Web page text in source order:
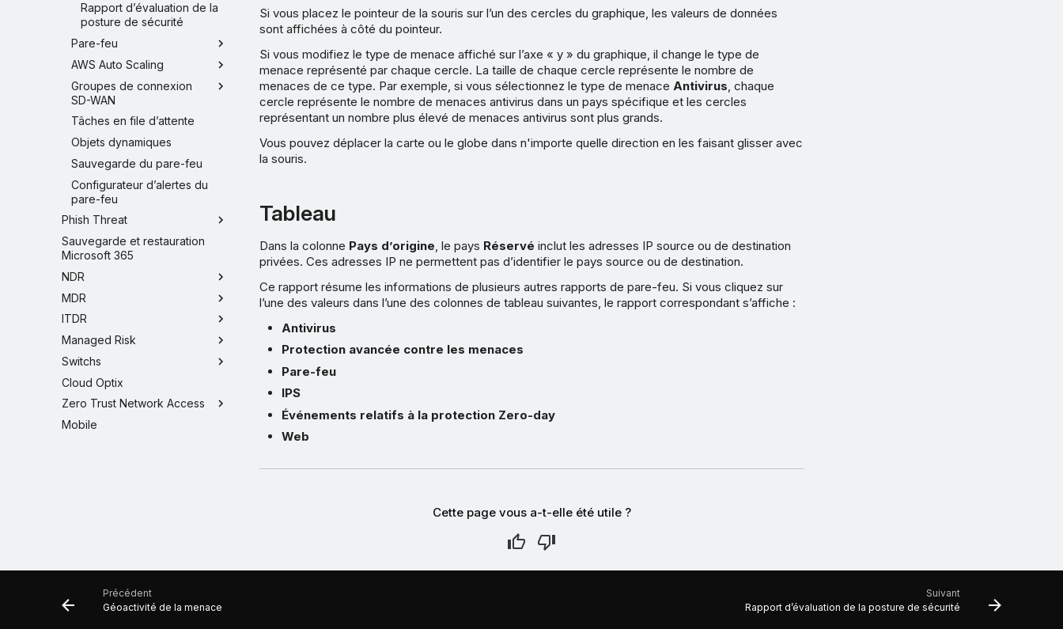
Rapport d’évaluation de la
posture de sécurité
Pare-feu
AWS Auto Scaling
Groupes de connexion
SD-WAN
Tâches en file d’attente
Objets dynamiques
Sauvegarde du pare-feu
Configurateur d’alertes du
pare-feu
Phish Threat
Sauvegarde et restauration
Microsoft 365
NDR
MDR
ITDR
Managed Risk
Switchs
Cloud Optix
Zero Trust Network Access
Mobile
Si vous placez le pointeur de la souris sur l’un des cercles du graphique, les valeurs de données
sont affichées à côté du pointeur.
Si vous modifiez le type de menace affiché sur l’axe « y » du graphique, il change le type de
menace représenté par chaque cercle. La taille de chaque cercle représente le nombre de
menaces de ce type. Par exemple, si vous sélectionnez le type de menace Antivirus, chaque
cercle représente le nombre de menaces antivirus dans un pays spécifique et les cercles
représentant un nombre plus élevé de menaces antivirus sont plus grands.
Vous pouvez déplacer la carte ou le globe dans n'importe quelle direction en les faisant glisser avec
la souris.
Tableau
Dans la colonne Pays d’origine , le pays Réservé inclut les adresses IP source ou de destination
privées. Ces adresses IP ne permettent pas d’identifier le pays source ou de destination.
Ce rapport résume les informations de plusieurs autres rapports de pare-feu. Si vous cliquez sur
l’une des valeurs dans l’une des colonnes de tableau suivantes, le rapport correspondant s’affiche :
Antivirus
Protection avancée contre les menaces
Pare-feu
IPS
Événements relatifs à la protection Zero-day
Web
Cette page vous a-t-elle été utile ?
Précédent
Géoactivité de la menace
Suivant
Rapport d’évaluation de la posture de sécurité